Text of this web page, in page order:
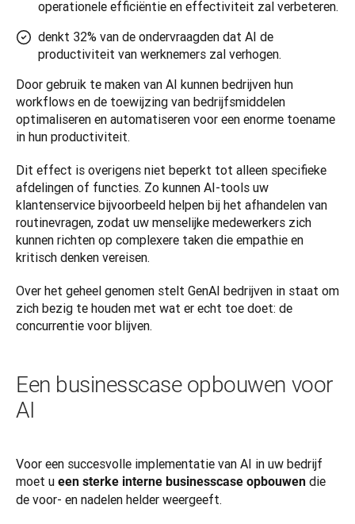
operationele efficiëntie en effectiviteit zal verbeteren.
denkt 32% van de ondervraagden dat AI de
productiviteit van werknemers zal verhogen.
Door gebruik te maken van AI kunnen bedrijven hun
workflows en de toewijzing van bedrijfsmiddelen
optimaliseren en automatiseren voor een enorme toename
in hun productiviteit.
Dit effect is overigens niet beperkt tot alleen specifieke
afdelingen of functies. Zo kunnen AI-tools uw
klantenservice bijvoorbeeld helpen bij het afhandelen van
routinevragen, zodat uw menselijke medewerkers zich
kunnen richten op complexere taken die empathie en
kritisch denken vereisen.
Over het geheel genomen stelt GenAI bedrijven in staat om
zich bezig te houden met wat er echt toe doet: de
concurrentie voor blijven.
Een businesscase opbouwen voor
AI
Voor een succesvolle implementatie van AI in uw bedrijf
moet u een sterke interne businesscase opbouwen die
de voor- en nadelen helder weergeeft.